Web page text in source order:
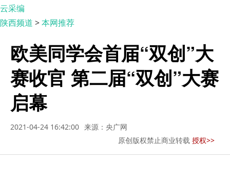
云采编
陕西频道 >本网推荐
欧美同学会首届“双创”大
赛收官 第二届“双创”大赛
启幕
2021-04-24 16:42:00 来源：央广网
原创版权禁止商业转载 授权>>